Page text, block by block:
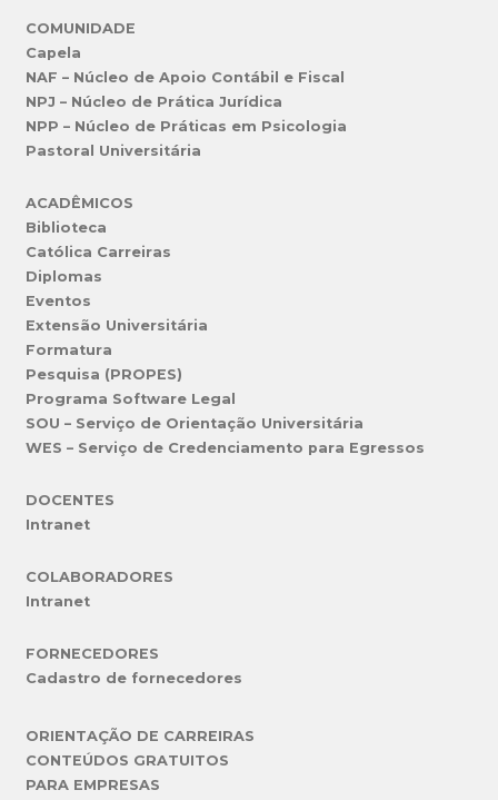
COMUNIDADE
Capela
NAF – Núcleo de Apoio Contábil e Fiscal
NPJ – Núcleo de Prática Jurídica
NPP – Núcleo de Práticas em Psicologia
Pastoral Universitária
ACADÊMICOS
Biblioteca
Católica Carreiras
Diplomas
Eventos
Extensão Universitária
Formatura
Pesquisa (PROPES)
Programa Software Legal
SOU – Serviço de Orientação Universitária
WES – Serviço de Credenciamento para Egressos
DOCENTES
Intranet
COLABORADORES
Intranet
FORNECEDORES
Cadastro de fornecedores
ORIENTAÇÃO DE CARREIRAS
CONTEÚDOS GRATUITOS
PARA EMPRESAS